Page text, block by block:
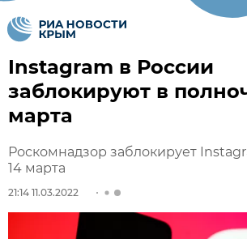
Instagram в России
заблокируют в
марта
Роскомнадзор заблокирует
14 марта
21:14 11.03.2022